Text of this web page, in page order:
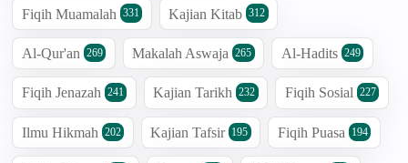
Fiqih Muamalah 331 Kajian Kitab 312
Al-Qur'an 269 Makalah Aswaja 265 Al-Hadits 249
Fiqih Jenazah 241 Kajian Tarikh 232 Fiqih Sosial 227
Ilmu Hikmah 202 Kajian Tafsir 195 Fiqih Puasa 194